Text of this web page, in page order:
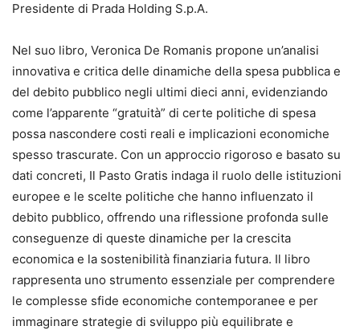
Presidente di Prada Holding S.p.A.
Nel suo libro, Veronica De Romanis propone un’analisi
innovativa e critica delle dinamiche della spesa pubblica e
del debito pubblico negli ultimi dieci anni, evidenziando
come l’apparente “gratuità” di certe politiche di spesa
possa nascondere costi reali e implicazioni economiche
spesso trascurate. Con un approccio rigoroso e basato su
dati concreti, Il Pasto Gratis indaga il ruolo delle istituzioni
europee e le scelte politiche che hanno influenzato il
debito pubblico, offrendo una riflessione profonda sulle
conseguenze di queste dinamiche per la crescita
economica e la sostenibilità finanziaria futura. Il libro
rappresenta uno strumento essenziale per comprendere
le complesse sfide economiche contemporanee e per
immaginare strategie di sviluppo più equilibrate e